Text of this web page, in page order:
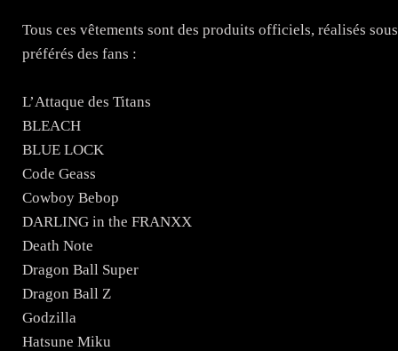
Tous ces vêtements sont des produits officiels, réalisés
préférés des fans :
L’Attaque des Titans
BLEACH
BLUE LOCK
Code Geass
Cowboy Bebop
DARLING in the FRANXX
Death Note
Dragon Ball Super
Dragon Ball Z
Godzilla
Hatsune Miku